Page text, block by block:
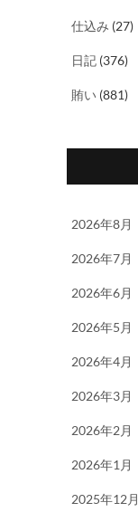
仕込み (27)
日記 (376)
賄い (881)
2026年8月
2026年7月
2026年6月
2026年5月
2026年4月
2026年3月
2026年2月
2026年1月
2025年12月